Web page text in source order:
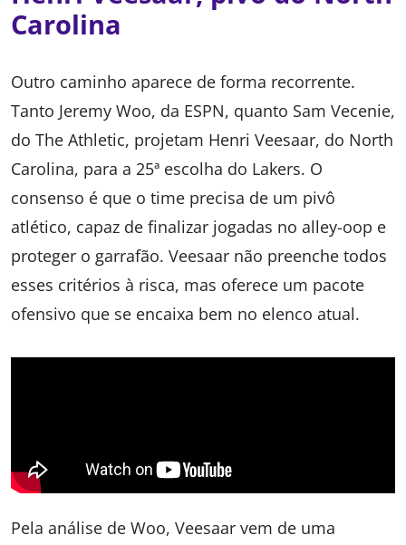
Carolina
Outro caminho aparece de forma recorrente.
Tanto Jeremy Woo, da ESPN, quanto Sam Vecenie,
do The Athletic, projetam Henri Veesaar, do North
Carolina, para a 25ª escolha do Lakers. O
consenso é que o time precisa de um pivô
atlético, capaz de finalizar jogadas no alley-oop e
proteger o garrafão. Veesaar não preenche todos
esses critérios à risca, mas oferece um pacote
ofensivo que se encaixa bem no elenco atual.
Pela análise de Woo, Veesaar vem de uma